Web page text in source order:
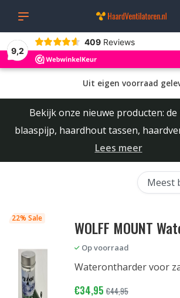
9,2
409 Reviews
Uit eigen voorraad
Bekijk onze nieuwe producten: de
blaaspijp, haardhout tassen,
Lees meer
22% Sale WOLFF MOUNT
Op voorraad
Waterontharder voor
€34,95 €44,95